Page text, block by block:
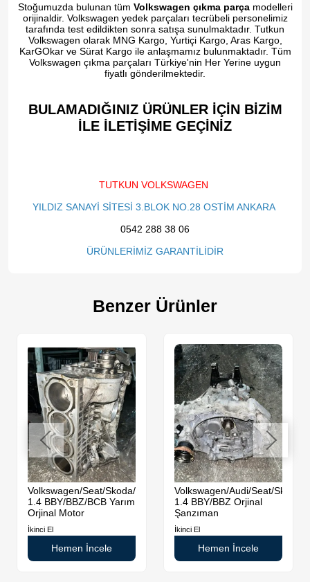
Stoğumuzda bulunan tüm Volkswagen çıkma parçamodelleri
orijinaldir. Volkswagen yedek parçaları tecrübeli personelimiz
tarafında test edildikten sonra satışa sunulmaktadır. Tutkun
Volkswagen olarak MNG Kargo, Yurtiçi Kargo, Aras Kargo,
KarGOkar ve Sürat Kargo ile anlaşmamız bulunmaktadır. Tüm
Volkswagen çıkma parçaları Türkiye'nin Her Yerine uygun
fiyatlı gönderilmektedir.
BULAMADIĞINIZ ÜRÜNLER İÇİN BİZİM
İLE İLETİŞİME GEÇİNİZ​
TUTKUN VOLKSWAGEN
YILDIZ SANAYİ SİTESİ 3.BLOK NO.28 OSTİM ANKARA
0542 288 38 06
ÜRÜNLERİMİZ GARANTİLİDİR
Benzer Ürünler
Volkswagen/Seat/Skoda/Audi
1.4 BBY/BBZ/BCB Yarım
Orjinal Motor
İkinci El
Hemen İncele
Volkswagen/Audi/Seat/Skoda
1.4 BBY/BBZ Orjinal
Şanzıman
İkinci El
Hemen İncele